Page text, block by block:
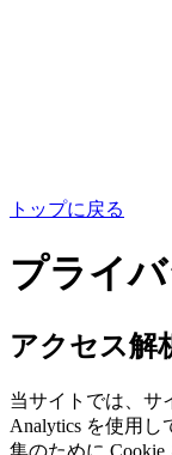
トップに戻る
プライ
アクセス解
当サイトでは、サ
Analytics を使用し
集のために